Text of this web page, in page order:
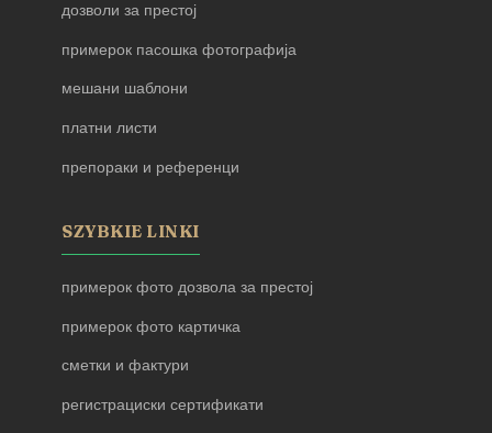
дозволи за престој
примерок пасошка фотографија
мешани шаблони
платни листи
препораки и референци
SZYBKIE LINKI
примерок фото дозвола за престој
примерок фото картичка
сметки и фактури
регистрациски сертификати